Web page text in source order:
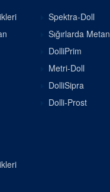
Spektra-Doll
Sığırlarda
DolliPrim
Metri-Doll
DolliSipra
Dolli-Prost